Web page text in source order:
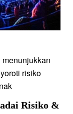
Risiko &